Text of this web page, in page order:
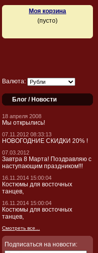
Моя корзина
(пусто)
Валюта:
Блог / Новости
18 апреля 2008
Мы открылись!
07.11.2012 08:33:13
НОВОГОДНИЕ СКИДКИ 20% !
07.03.2012
Завтра 8 Марта! Поздравляю с
наступающим праздником!!!
16.11.2014 15:00:04
Костюмы для восточных
танцев,
16.11.2014 15:00:04
Костюмы для восточных
танцев,
Смотреть все...
Подписаться на новости: